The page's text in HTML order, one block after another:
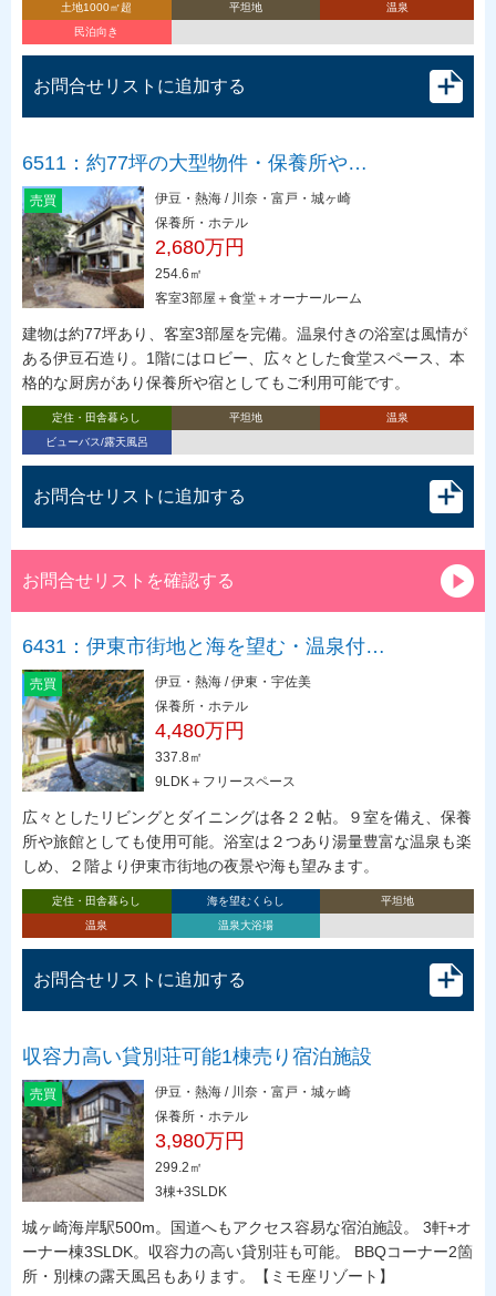
土地1000㎡超 平坦地
温泉
民泊向き
お問合せリストに追加する
6511：約77坪の大型物件・保養所や…
売買
伊豆・熱海 / 川奈・富戸・城ヶ崎
保養所・ホテル
2,680万円
254.6㎡
客室3部屋＋食堂＋オーナールーム
建物は約77坪あり、客室3部屋を完備。温泉付きの浴室は風情が
ある伊豆石造り。1階にはロビー、広々とした食堂スペース、本
格的な厨房があり保養所や宿としてもご利用可能です。
定住・田舎暮らし 平坦地
温泉
ビューバス/露天風呂
お問合せリストに追加する
お問合せリストを確認する
6431：伊東市街地と海を望む・温泉付…
売買
伊豆・熱海 / 伊東・宇佐美
保養所・ホテル
4,480万円
337.8㎡
9LDK＋フリースペース
広々としたリビングとダイニングは各２２帖。９室を備え、保養
所や旅館としても使用可能。浴室は２つあり湯量豊富な温泉も楽
しめ、２階より伊東市街地の夜景や海も望みます。
定住・田舎暮らし 海を望むくらし
平坦地
温泉
温泉大浴場
お問合せリストに追加する
収容力高い貸別荘可能1棟売り宿泊施設
売買
伊豆・熱海 / 川奈・富戸・城ヶ崎
保養所・ホテル
3,980万円
299.2㎡
3棟+3SLDK
城ヶ崎海岸駅500m。国道へもアクセス容易な宿泊施設。 3軒+オ
ーナー棟3SLDK。収容力の高い貸別荘も可能。 BBQコーナー2箇
所・別棟の露天風呂もあります。【ミモ座リゾート】